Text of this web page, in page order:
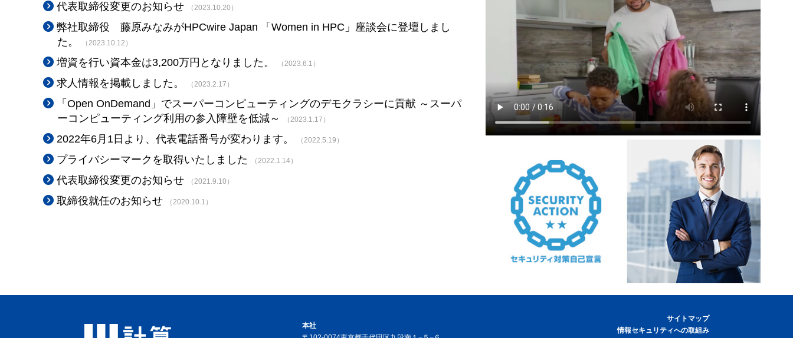
代表取締役変更のお知らせ （2023.10.20）
弊社取締役 藤原みなみがHPCwire Japan 「Women in HPC」座談会に登壇しまし
た。
（2023.10.12）
増資を行い資本金は3,200万円となりました。 （2023.6.1）
求人情報を掲載しました。 （2023.2.17）
「Open OnDemand」でスーパーコンピューティングのデモクラシーに貢献 ～スーパ
ーコンピューティング利用の参入障壁を低減～
（2023.1.17）
2022年6月1日より、代表電話番号が変わります。 （2022.5.19）
プライバシーマークを取得いたしました （2022.1.14）
代表取締役変更のお知らせ （2021.9.10）
取締役就任のお知らせ （2020.10.1）
本社
サイトマップ
情報セキュリティへの取組み